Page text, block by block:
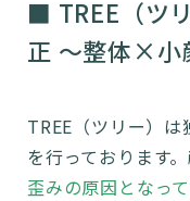
■ TREE（ツ
正 ～整体×小
TREE（ツリー）
を行っております
歪みの原因となっ